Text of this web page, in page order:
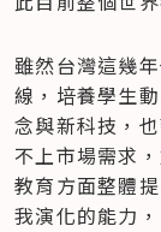
雖然台灣這幾
線，培養學生
念與新科技，
不上市場需求
教育方面整體
我演化的能力